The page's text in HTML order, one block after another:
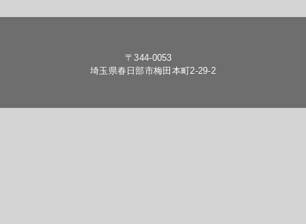
〒344-0053
埼玉県春日部市梅田本町2-29-2